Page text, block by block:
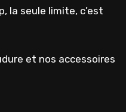
la seule limite, c’est
et nos accessoires